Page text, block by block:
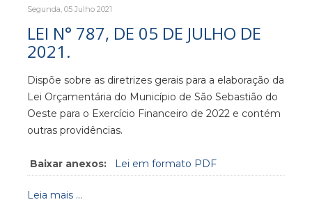
Segunda, 05 Julho 2021
LEI N° 787, DE 05 DE JULHO DE
2021.
Dispõe sobre as diretrizes gerais para a elaboração da
Lei Orçamentária do Município de São Sebastião do
Oeste para o Exercício Financeiro de 2022 e contém
outras providências.
Baixar anexos: Lei em formato PDF
Leia mais ...